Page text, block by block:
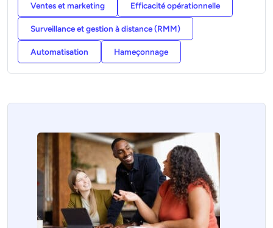
Ventes et marketing Efficacité opérationnelle
Surveillance et gestion à distance (RMM)
Automatisation Hameçonnage